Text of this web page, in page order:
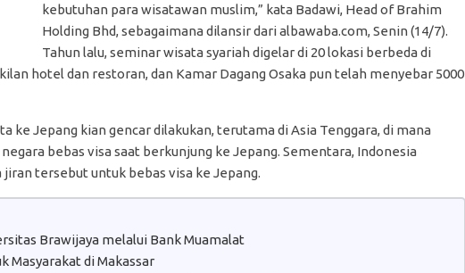
kebutuhan para wisatawan muslim,” kata Badawi, Head of Brahim
Holding Bhd, sebagaimana dilansir dari albawaba.com, Senin (14/7).
Tahun lalu, seminar wisata syariah digelar di 20 lokasi berbeda di
hotel dan restoran, dan Kamar Dagang Osaka pun telah menyebar 5000
ke Jepang kian gencar dilakukan, terutama di Asia Tenggara, di mana
bebas visa saat berkunjung ke Jepang. Sementara, Indonesia
tersebut untuk bebas visa ke Jepang.
Brawijaya melalui Bank Muamalat
Masyarakat di Makassar